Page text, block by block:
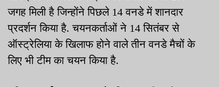
जगह मिली है जिन्होंने पिछले 14 वनडे में शानदार
प्रदर्शन किया है. चयनकर्ताओं ने 14 सितंबर से
ऑस्ट्रेलिया के खिलाफ होने वाले तीन वनडे मैचों के
लिए भी टीम का चयन किया है.